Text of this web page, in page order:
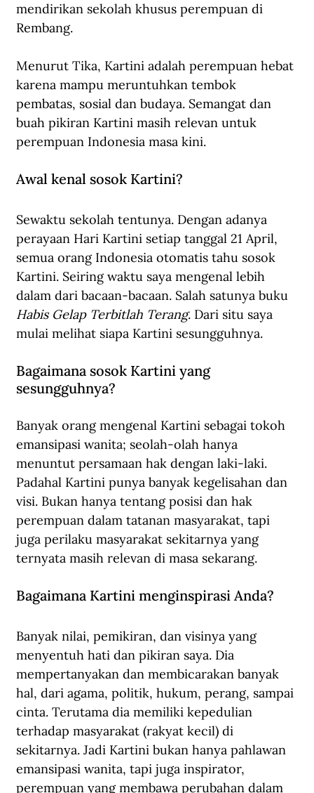
mendirikan sekolah khusus perempuan di
Rembang.
Menurut Tika, Kartini adalah perempuan hebat
karena mampu meruntuhkan tembok
pembatas, sosial dan budaya. Semangat dan
buah pikiran Kartini masih relevan untuk
perempuan Indonesia masa kini.
Awal kenal sosok Kartini?
Sewaktu sekolah tentunya. Dengan adanya
perayaan Hari Kartini setiap tanggal 21 April,
semua orang Indonesia otomatis tahu sosok
Kartini. Seiring waktu saya mengenal lebih
dalam dari bacaan-bacaan. Salah satunya buku
Habis Gelap Terbitlah Terang. Dari situ saya
mulai melihat siapa Kartini sesungguhnya.
Bagaimana sosok Kartini yang
sesungguhnya?
Banyak orang mengenal Kartini sebagai tokoh
emansipasi wanita; seolah-olah hanya
menuntut persamaan hak dengan laki-laki.
Padahal Kartini punya banyak kegelisahan dan
visi. Bukan hanya tentang posisi dan hak
perempuan dalam tatanan masyarakat, tapi
juga perilaku masyarakat sekitarnya yang
ternyata masih relevan di masa sekarang.
Bagaimana Kartini menginspirasi Anda?
Banyak nilai, pemikiran, dan visinya yang
menyentuh hati dan pikiran saya. Dia
mempertanyakan dan membicarakan banyak
hal, dari agama, politik, hukum, perang, sampai
cinta. Terutama dia memiliki kepedulian
terhadap masyarakat (rakyat kecil) di
sekitarnya. Jadi Kartini bukan hanya pahlawan
emansipasi wanita, tapi juga inspirator,
perempuan yang membawa perubahan dalam